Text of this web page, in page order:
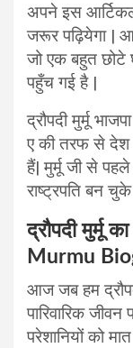
अपने इस
जरूर पढ़ियेगा |
जो एक बहुत छोटे
पहुँच गई है |
द्रौपदी मुर्मू
ए की तरफ से देश
हैं| मुर्मू जी से पहले
राष्ट्रपति बन
द्रौपदी मुर्मू
Murmu
आज जब हम
पारिवारिक
परेशानियों को